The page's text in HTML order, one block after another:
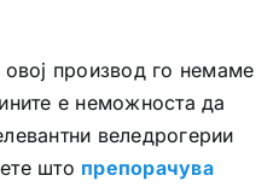
производ го немаме
е неможноста да
веледрогерии
што препорачува